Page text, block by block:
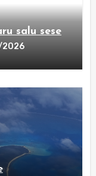
salu sese